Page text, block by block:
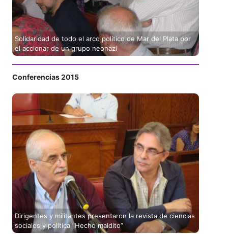
Solidaridad de todo el arco político de Mar del Plata por
el accionar de un grupo neonazi
Conferencias 2015
Dirigentes y militantes presentaron la revista de ciencias
sociales y política “Hecho maldito”